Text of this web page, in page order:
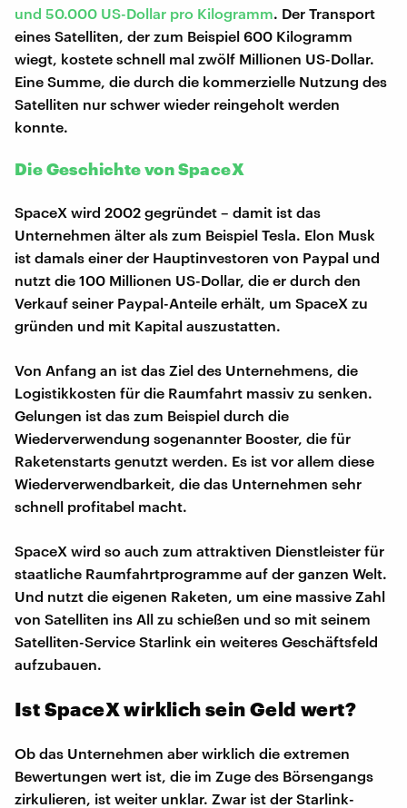
und 50.000 US-Dollar pro Kilogramm. Der Transport
eines Satelliten, der zum Beispiel 600 Kilogramm
wiegt, kostete schnell mal zwölf Millionen US-Dollar.
Eine Summe, die durch die kommerzielle Nutzung des
Satelliten nur schwer wieder reingeholt werden
konnte.
Die Geschichte von SpaceX
SpaceX wird 2002 gegründet – damit ist das
Unternehmen älter als zum Beispiel Tesla. Elon Musk
ist damals einer der Hauptinvestoren von Paypal und
nutzt die 100 Millionen US-Dollar, die er durch den
Verkauf seiner Paypal-Anteile erhält, um SpaceX zu
gründen und mit Kapital auszustatten.
Von Anfang an ist das Ziel des Unternehmens, die
Logistikkosten für die Raumfahrt massiv zu senken.
Gelungen ist das zum Beispiel durch die
Wiederverwendung sogenannter Booster, die für
Raketenstarts genutzt werden. Es ist vor allem diese
Wiederverwendbarkeit, die das Unternehmen sehr
schnell profitabel macht.
SpaceX wird so auch zum attraktiven Dienstleister für
staatliche Raumfahrtprogramme auf der ganzen Welt.
Und nutzt die eigenen Raketen, um eine massive Zahl
von Satelliten ins All zu schießen und so mit seinem
Satelliten-Service Starlink ein weiteres Geschäftsfeld
aufzubauen.
Ist SpaceX wirklich sein Geld wert?
Ob das Unternehmen aber wirklich die extremen
Bewertungen wert ist, die im Zuge des Börsengangs
zirkulieren, ist weiter unklar. Zwar ist der Starlink-